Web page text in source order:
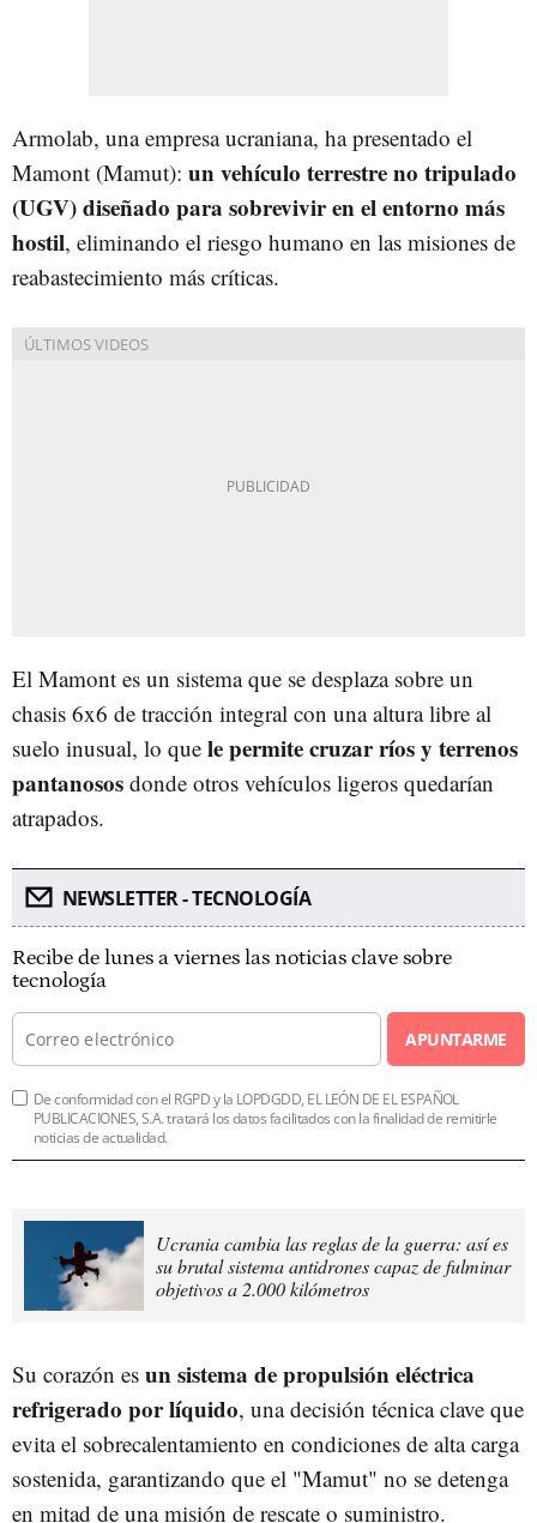
Armolab, una empresa ucraniana, ha presentado el
Mamont (Mamut): un vehículo terrestre no tripulado
(UGV) diseñado para sobrevivir en el entorno más
hostil, eliminando el riesgo humano en las misiones de
reabastecimiento más críticas.
El Mamont es un sistema que se desplaza sobre un
chasis 6x6 de tracción integral con una altura libre al
suelo inusual, lo que le permite cruzar ríos y terrenos
pantanosos donde otros vehículos ligeros quedarían
atrapados.
NEWSLETTER - TECNOLOGÍA
Recibe de lunes a viernes las noticias clave sobre
tecnología
APUNTARME
De conformidad con el RGPD y la LOPDGDD, EL LEÓN DE EL ESPAÑOL
PUBLICACIONES, S.A. tratará los datos facilitados con la finalidad de remitirle
noticias de actualidad.
Ucrania cambia las reglas de la guerra: así es
su brutal sistema antidrones capaz de fulminar
objetivos a 2.000 kilómetros
Su corazón es un sistema de propulsión eléctrica
refrigerado por líquido, una decisión técnica clave que
evita el sobrecalentamiento en condiciones de alta carga
sostenida, garantizando que el "Mamut" no se detenga
en mitad de una misión de rescate o suministro.